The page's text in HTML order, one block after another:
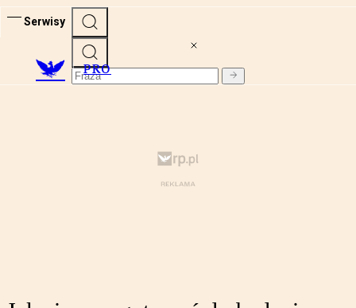
Serwisy
PRO